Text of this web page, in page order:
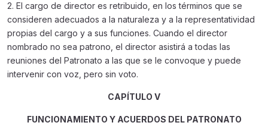
2. El cargo de director es retribuido, en los términos que se
consideren adecuados a la naturaleza y a la representatividad
propias del cargo y a sus funciones. Cuando el director
nombrado no sea patrono, el director asistirá a todas las
reuniones del Patronato a las que se le convoque y puede
intervenir con voz, pero sin voto.
CAPÍTULO V
FUNCIONAMIENTO Y ACUERDOS DEL PATRONATO